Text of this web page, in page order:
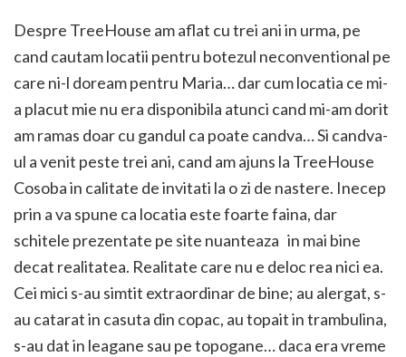
Despre TreeHouse am aflat cu trei ani in urma, pe
cand cautam locatii pentru botezul neconventional pe
care ni-l doream pentru Maria… dar cum locatia ce mi-
a placut mie nu era disponibila atunci cand mi-am dorit
am ramas doar cu gandul ca poate candva… Si candva-
ul a venit peste trei ani, cand am ajuns la TreeHouse
Cosoba in calitate de invitati la o zi de nastere. Inecep
prin a va spune ca locatia este foarte faina, dar
schitele prezentate pe site nuanteaza in mai bine
decat realitatea. Realitate care nu e deloc rea nici ea.
Cei mici s-au simtit extraordinar de bine; au alergat, s-
au catarat in casuta din copac, au topait in trambulina,
s-au dat in leagane sau pe topogane… daca era vreme